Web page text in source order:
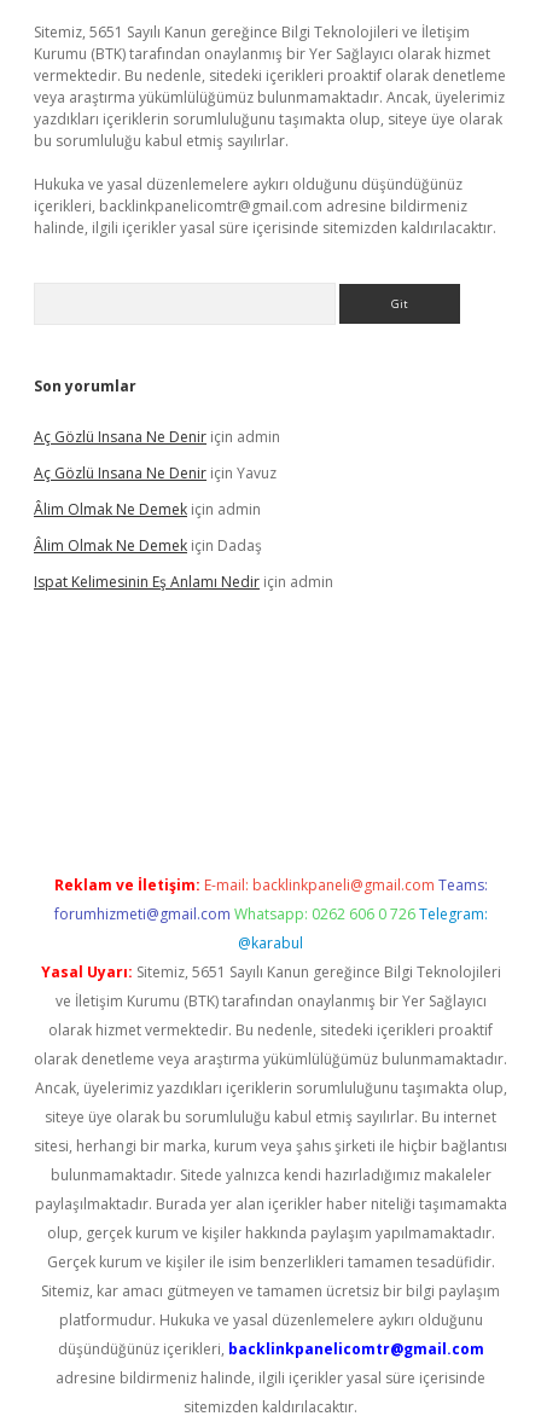
Sitemiz, 5651 Sayılı Kanun gereğince Bilgi Teknolojileri ve İletişim
Kurumu (BTK) tarafından onaylanmış bir Yer Sağlayıcı olarak hizmet
vermektedir. Bu nedenle, sitedeki içerikleri proaktif olarak denetleme
veya araştırma yükümlülüğümüz bulunmamaktadır. Ancak, üyelerimiz
yazdıkları içeriklerin sorumluluğunu taşımakta olup, siteye üye olarak
bu sorumluluğu kabul etmiş sayılırlar.
Hukuka ve yasal düzenlemelere aykırı olduğunu düşündüğünüz
içerikleri, backlinkpanelicomtr@gmail.com adresine bildirmeniz
halinde, ilgili içerikler yasal süre içerisinde sitemizden kaldırılacaktır.
Son yorumlar
Aç Gözlü Insana Ne Denir için admin
Aç Gözlü Insana Ne Denir için Yavuz
Âlim Olmak Ne Demek için admin
Âlim Olmak Ne Demek için Dadaş
Ispat Kelimesinin Eş Anlamı Nedir için admin
Reklam ve İletişim: E-mail: backlinkpaneli@gmail.com Teams:
forumhizmeti@gmail.com Whatsapp: 0262 606 0 726 Telegram:
@karabul
Yasal Uyarı: Sitemiz, 5651 Sayılı Kanun gereğince Bilgi Teknolojileri
ve İletişim Kurumu (BTK) tarafından onaylanmış bir Yer Sağlayıcı
olarak hizmet vermektedir. Bu nedenle, sitedeki içerikleri proaktif
olarak denetleme veya araştırma yükümlülüğümüz bulunmamaktadır.
Ancak, üyelerimiz yazdıkları içeriklerin sorumluluğunu taşımakta olup,
siteye üye olarak bu sorumluluğu kabul etmiş sayılırlar. Bu internet
sitesi, herhangi bir marka, kurum veya şahıs şirketi ile hiçbir bağlantısı
bulunmamaktadır. Sitede yalnızca kendi hazırladığımız makaleler
paylaşılmaktadır. Burada yer alan içerikler haber niteliği taşımamakta
olup, gerçek kurum ve kişiler hakkında paylaşım yapılmamaktadır.
Gerçek kurum ve kişiler ile isim benzerlikleri tamamen tesadüfidir.
Sitemiz, kar amacı gütmeyen ve tamamen ücretsiz bir bilgi paylaşım
platformudur. Hukuka ve yasal düzenlemelere aykırı olduğunu
düşündüğünüz içerikleri, backlinkpanelicomtr@gmail.com
adresine bildirmeniz halinde, ilgili içerikler yasal süre içerisinde
sitemizden kaldırılacaktır.